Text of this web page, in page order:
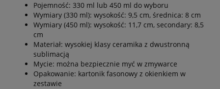
Pojemność: 330 ml lub 450 ml do wyboru
Wymiary (330 ml): wysokość: 9,5 cm, średnica: 8 cm
Wymiary (450 ml): wysokość: 11,7 cm, secondary: 8,5
cm
Materiał: wysokiej klasy ceramika z dwustronną
sublimacją
Mycie: można bezpiecznie myć w zmywarce
Opakowanie: kartonik fasonowy z okienkiem w
zestawie